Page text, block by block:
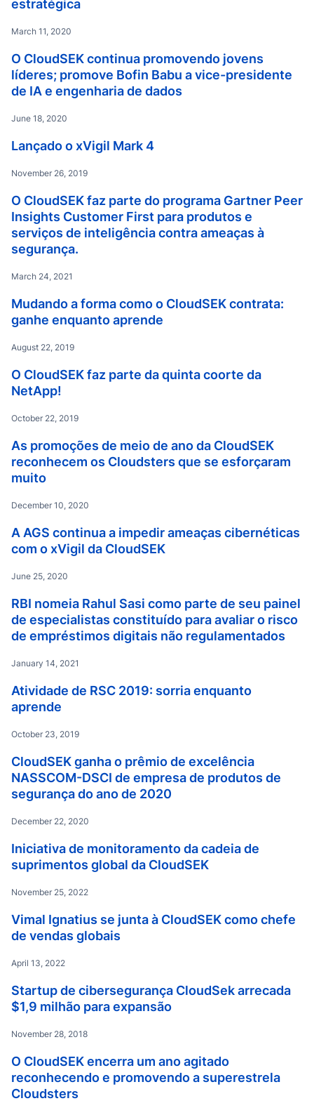
estratégica
March 11, 2020
O CloudSEK continua promovendo jovens
líderes; promove Bofin Babu a vice-presidente
de IA e engenharia de dados
June 18, 2020
Lançado o xVigil Mark 4
November 26, 2019
O CloudSEK faz parte do programa Gartner Peer
Insights Customer First para produtos e
serviços de inteligência contra ameaças à
segurança.
March 24, 2021
Mudando a forma como o CloudSEK contrata:
ganhe enquanto aprende
August 22, 2019
O CloudSEK faz parte da quinta coorte da
NetApp!
October 22, 2019
As promoções de meio de ano da CloudSEK
reconhecem os Cloudsters que se esforçaram
muito
December 10, 2020
A AGS continua a impedir ameaças cibernéticas
com o xVigil da CloudSEK
June 25, 2020
RBI nomeia Rahul Sasi como parte de seu painel
de especialistas constituído para avaliar o risco
de empréstimos digitais não regulamentados
January 14, 2021
Atividade de RSC 2019: sorria enquanto
aprende
October 23, 2019
CloudSEK ganha o prêmio de excelência
NASSCOM-DSCI de empresa de produtos de
segurança do ano de 2020
December 22, 2020
Iniciativa de monitoramento da cadeia de
suprimentos global da CloudSEK
November 25, 2022
Vimal Ignatius se junta à CloudSEK como chefe
de vendas globais
April 13, 2022
Startup de cibersegurança CloudSek arrecada
$1,9 milhão para expansão
November 28, 2018
O CloudSEK encerra um ano agitado
reconhecendo e promovendo a superestrela
Cloudsters